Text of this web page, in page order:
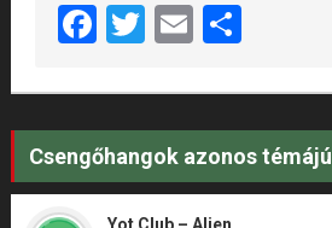
Facebook
Twitter
EmailShare
Csengőhangok azonos témájú